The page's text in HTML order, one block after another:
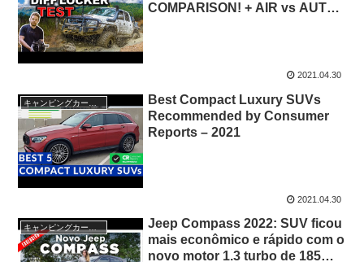
COMPARISON! + AIR vs AUTO
2021.04.30
キャンピングカー・SUV人気車種
Best Compact Luxury SUVs
Recommended by Consumer
Reports – 2021
2021.04.30
Jeep Compass 2022: SUV ficou
mais econômico e rápido com o
novo motor 1.3 turbo de 185